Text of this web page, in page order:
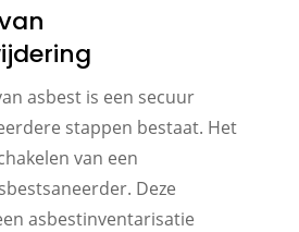
asbest is een secuur
stappen bestaat. Het
van een
Deze
asbestinventarisatie